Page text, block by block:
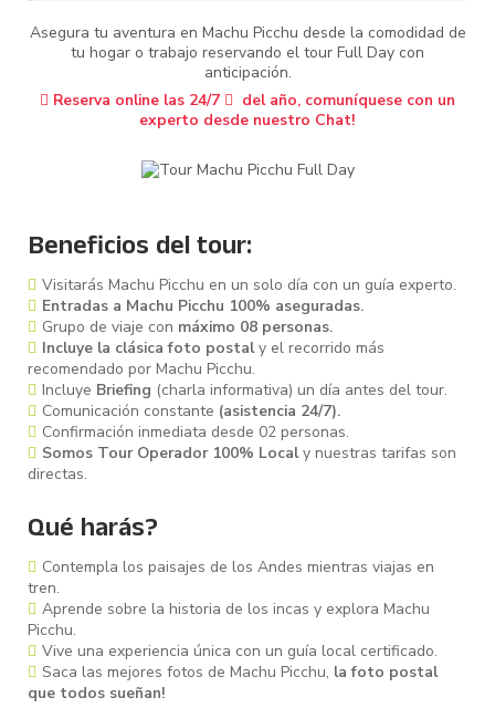
Asegura tu aventura en Machu Picchu desde la comodidad de
tu hogar o trabajo reservando el tour Full Day con
anticipación.
Reserva online las 24/7
del año, comuníquese con un
experto desde nuestro Chat!
Beneficios del tour:
Visitarás Machu Picchu en un solo día con un guía experto.
Entradas a Machu Picchu 100% aseguradas.
Grupo de viaje con máximo 08 personas.
Incluye la clásica foto postaly el recorrido más
recomendado por Machu Picchu.
Incluye Briefing (charla informativa) un día antes del tour.
Comunicación constante (asistencia 24/7).
Confirmación inmediata desde 02 personas.
Somos Tour Operador 100% Localy nuestras tarifas son
directas.
Qué harás?
Contempla los paisajes de los Andes mientras viajas en
tren.
Aprende sobre la historia de los incas y explora Machu
Picchu.
Vive una experiencia única con un guía local certificado.
Saca las mejores fotos de Machu Picchu, la foto postal
que todos sueñan!